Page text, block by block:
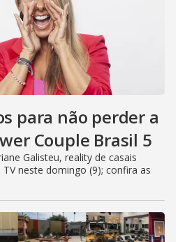
para não perder a
Couple Brasil 5
Galisteu, reality de casais
neste domingo (9); confira as